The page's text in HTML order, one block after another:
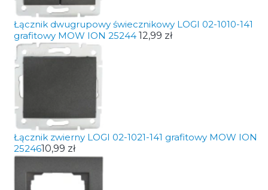
Łącznik dwugrupowy świecznikowy LOGI 02-1010-141
grafitowy MOW ION 25244 12,99 zł
Łącznik zwierny LOGI 02-1021-141 grafitowy MOW ION
2524610,99 zł